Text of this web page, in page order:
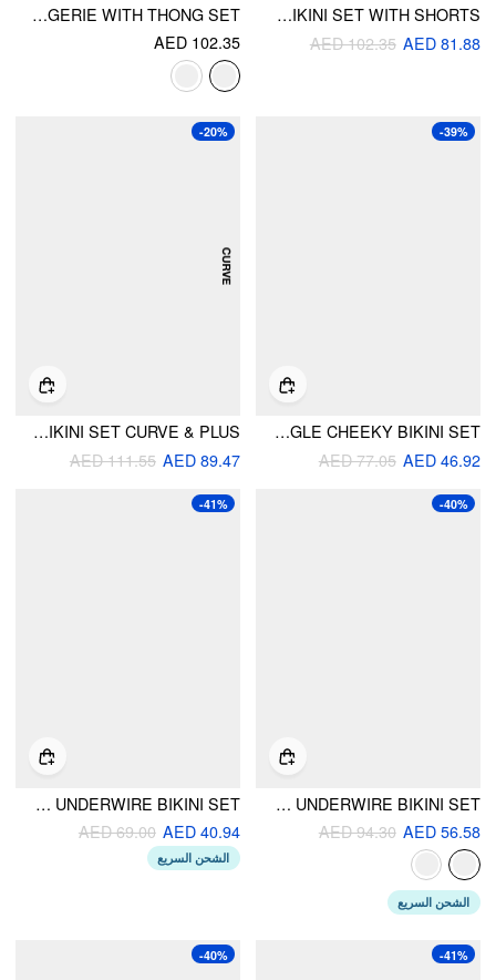
SWEETHEART UNDERWIRE RUCHED MESH 3 PIECE BIKINI SET WITH SHORTS
AED 81.88
AED 102.35
V-NECK FLORAL LACE UNDERWIRE LINGERIE WITH THONG SET
AED 102.35
-39%
HIGH STRETCH V-NECK COLORBLOCK RING DETAIL TRIANGLE CHEEKY BIKINI SET
AED 46.92
AED 77.05
-20%
SWEETHEART UNDERWIRE FULL COVERAGE BIKINI SET CURVE & PLUS
AED 89.47
AED 111.55
-40%
SWEETHEART RUCHED LETTUCE TRIM BEAD DETAIL TIE SIDE UNDERWIRE BIKINI SET
AED 56.58
AED 94.30
الشحن السريع
-41%
SWEETHEART BEADED UNDERWIRE BIKINI SET
AED 40.94
AED 69.00
الشحن السريع
-41%
-40%